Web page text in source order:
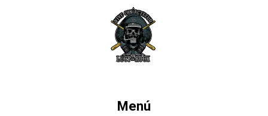
Menú